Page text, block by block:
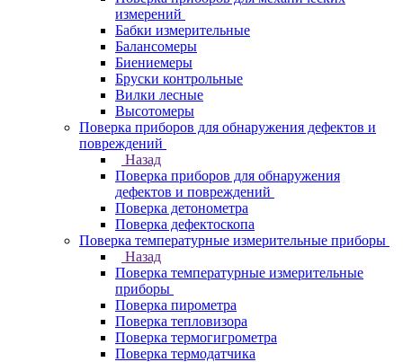
измерений
Бабки измерительные
Балансомеры
Биениемеры
Бруски контрольные
Вилки лесные
Высотомеры
Поверка приборов для обнаружения дефектов и
повреждений
Назад
Поверка приборов для обнаружения
дефектов и повреждений
Поверка детонометра
Поверка дефектоскопа
Поверка температурные измерительные приборы
Назад
Поверка температурные измерительные
приборы
Поверка пирометра
Поверка тепловизора
Поверка термогигрометра
Поверка термодатчика